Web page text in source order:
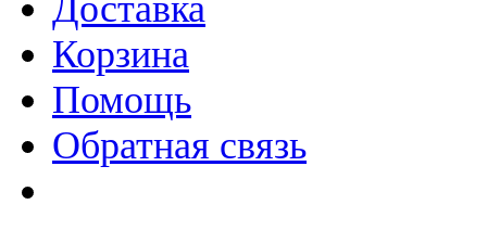
Корзина
Помощь
Обратная связь